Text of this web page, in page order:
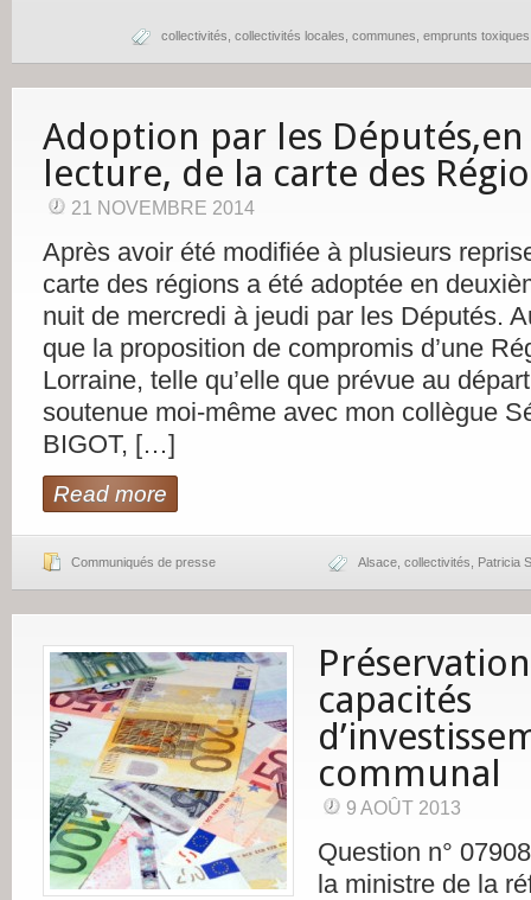
collectivités collectivités locales communes emprunts toxiques
Adoption par les
lecture, de la carte des
21 NOVEMBRE 2014
Après avoir été modifiée à plusieurs
carte des régions a été adoptée en
nuit de mercredi à jeudi par les Députés.
que la proposition de compromis d’une
Lorraine, telle qu’elle que prévue au
soutenue moi-même avec mon collègue
BIGOT, […]
Read more
Communiqués de presse Alsace collectivités Patricia
capacités
communal
9 AOÛT 2013
Question n°
la ministre de la